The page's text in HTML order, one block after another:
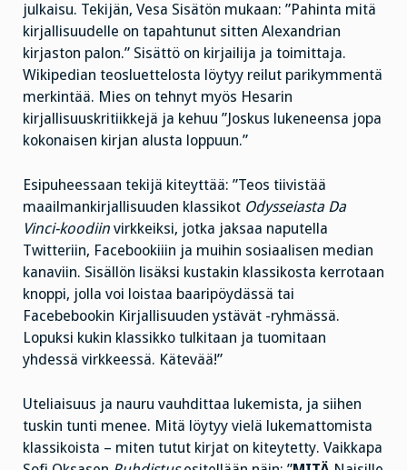
julkaisu. Tekijän, Vesa Sisätön mukaan: ”Pahinta mitä
kirjallisuudelle on tapahtunut sitten Alexandrian
kirjaston palon.” Sisättö on kirjailija ja toimittaja.
Wikipedian teosluettelosta löytyy reilut parikymmentä
merkintää. Mies on tehnyt myös Hesarin
kirjallisuuskritiikkejä ja kehuu ”Joskus lukeneensa jopa
kokonaisen kirjan alusta loppuun.”
Esipuheessaan tekijä kiteyttää: ”Teos tiivistää
maailmankirjallisuuden klassikot Odysseiasta Da
Vinci-koodiin virkkeiksi, jotka jaksaa naputella
Twitteriin, Facebookiiin ja muihin sosiaalisen median
kanaviin. Sisällön lisäksi kustakin klassikosta kerrotaan
knoppi, jolla voi loistaa baaripöydässä tai
Facebebookin Kirjallisuuden ystävät -ryhmässä.
Lopuksi kukin klassikko tulkitaan ja tuomitaan
yhdessä virkkeessä. Kätevää!”
Uteliaisuus ja nauru vauhdittaa lukemista, ja siihen
tuskin tunti menee. Mitä löytyy vielä lukemattomista
klassikoista – miten tutut kirjat on kiteytetty. Vaikkapa